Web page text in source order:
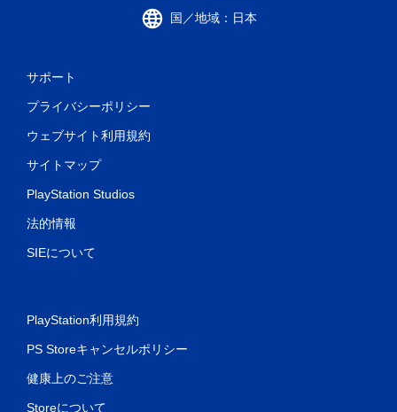
国／地域：日本
サポート
プライバシーポリシー
ウェブサイト利用規約
サイトマップ
PlayStation Studios
法的情報
SIEについて
PlayStation利用規約
PS Storeキャンセルポリシー
健康上のご注意
Storeについて